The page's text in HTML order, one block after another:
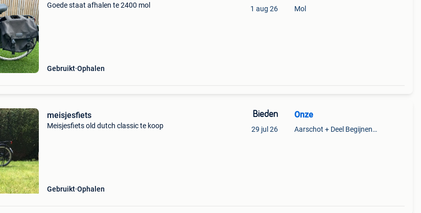
Goede staat afhalen te 2400 mol
Gebruikt Ophalen
1 aug 26 Mol
meisjesfiets
Meisjesfiets old dutch classic te koop
Gebruikt Ophalen
Bieden
29 jul 26
Onze
Aarschot + Deel Begijnendijk